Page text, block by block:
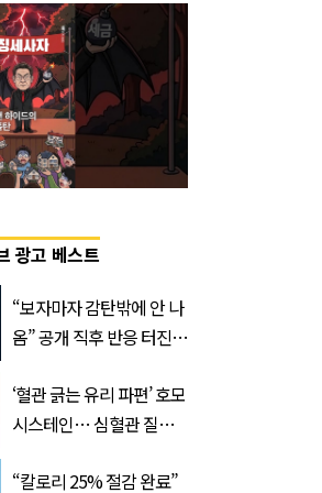
광고 베스트
“보자마자 감탄밖에 안 나
옴” 공개 직후 반응 터진
‘혈관 긁는 유리 파편’ 호모
시스테인… 심혈관 질환
“칼로리 25% 절감 완료”